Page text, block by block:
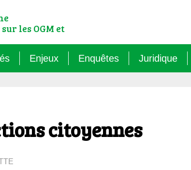
les OGM et
Enjeux
Le cadre réglementaire européen des
Enquêtes
Les micro-organismes OGM
Juridique
Quelles
citoyennes